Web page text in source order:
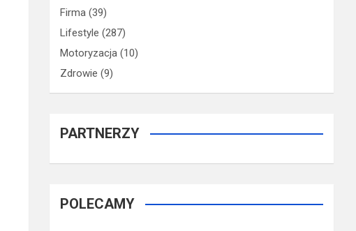
Firma (39)
Lifestyle (287)
Motoryzacja (10)
Zdrowie (9)
PARTNERZY
POLECAMY